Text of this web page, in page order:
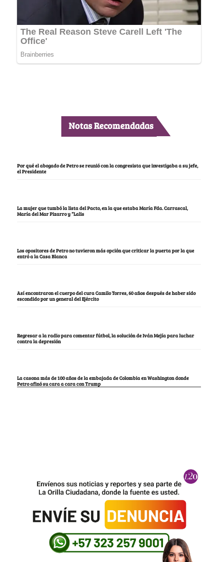
Notas Recomendadas
Por qué el abogado de Petro se reunió con la congresista que investigaba a su jefe,
el Presidente
La mujer que tumbó la lista del Pacto, en la que estaba María Fda. Carrascal,
María del Mar Pizarro y “Lalis
Los opositores de Petro no tuvieron más opción que criticar la puerta por la que
entró a la Casa Blanca
Así encontraron el cuerpo del cura Camilo Torres, 60 años después de haber sido
escondido por un general del Ejército
Regresar a la radio para comentar fútbol, la solución de Iván Mejía para luchar
contra la depresión
La casona más de 100 años de la embajada de Colombia en Washington donde
Petro afinó su cara a cara con Trump